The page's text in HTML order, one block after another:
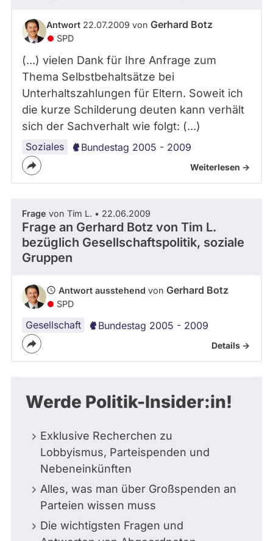
Antwort 22.07.2009 von Gerhard Botz
SPD
(...) vielen Dank für Ihre Anfrage zum
Thema Selbstbehaltsätze bei
Unterhaltszahlungen für Eltern. Soweit ich
die kurze Schilderung deuten kann verhält
sich der Sachverhalt wie folgt: (...)
Soziales Bundestag 2005 - 2009
Weiterlesen ->
Frage von Tim L. • 22.06.2009
Frage an Gerhard Botz von Tim L.
bezüglich Gesellschaftspolitik, soziale
Gruppen
Antwort ausstehend von Gerhard Botz
SPD
Gesellschaft Bundestag 2005 - 2009
Details ->
Werde Politik-Insider:in!
Exklusive Recherchen zu
Lobbyismus, Parteispenden und
Nebeneinkünften
Alles, was man über Großspenden an
Parteien wissen muss
Die wichtigsten Fragen und